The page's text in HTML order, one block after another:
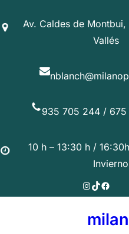
Av. Caldes de
Vallés
935 705 244 /
10 h – 13:30 h /
Invierno
Instagram
TikTok